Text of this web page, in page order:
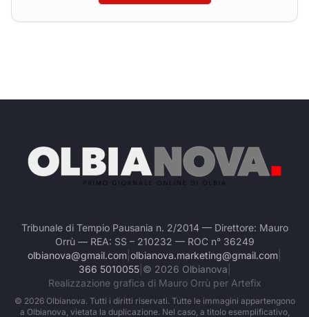
Tribunale di Tempio Pausania n. 2/2014 — Direttore: Mauro
Orrù — REA: SS – 210232 — ROC n° 36249
olbianova@gmail.com olbianova.marketing@gmail.com
366 5010055| © 2026 Olbianova
Realizzazione grafica di Mauro Orrù per Artefix
© 2026Olbianova. Tutti i diritti riservati. Tutte le immagini appartengono
a Olbianova, vietata la duplicazione. Nel caso, a titolo esemplificativo,